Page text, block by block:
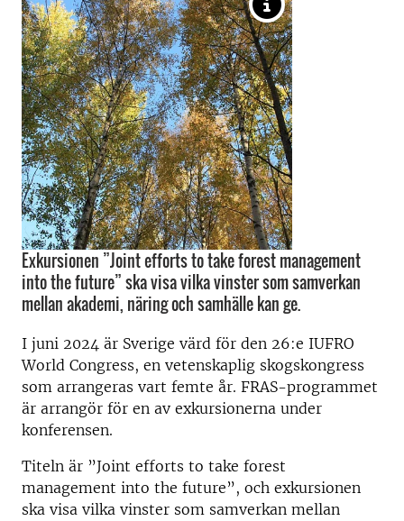
Exkursionen ”Joint efforts to take forest management
into the future” ska visa vilka vinster som samverkan
mellan akademi, näring och samhälle kan ge.
I juni 2024 är Sverige värd för den 26:e IUFRO
World Congress, en vetenskaplig skogskongress
som arrangeras vart femte år. FRAS-programmet
är arrangör för en av exkursionerna under
konferensen.
Titeln är ”Joint efforts to take forest
management into the future”, och exkursionen
ska visa vilka vinster som samverkan mellan